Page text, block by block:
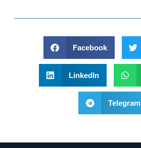
Facebook
LinkedIn
Telegram